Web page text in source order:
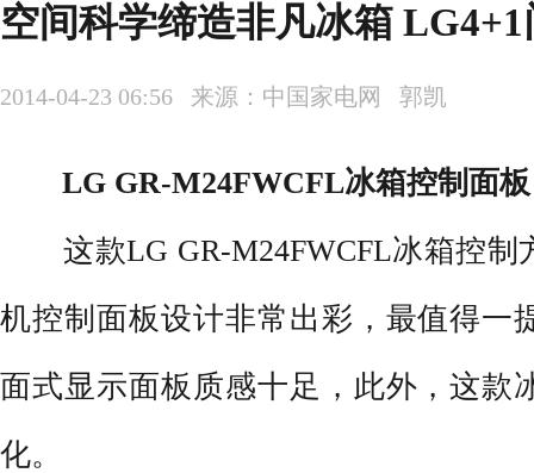
空间科学缔造非凡冰箱
2014-04-23 06:56 来源：中国家电网 郭凯
LG GR-M24FWCFL冰箱控制面板
这款LG GR-M24FWCFL冰箱控制
机控制面板设计非常出彩，最值得一
面式显示面板质感十足，此外，这款
化。